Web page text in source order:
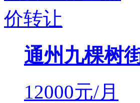
通州九棵树
12000元/月